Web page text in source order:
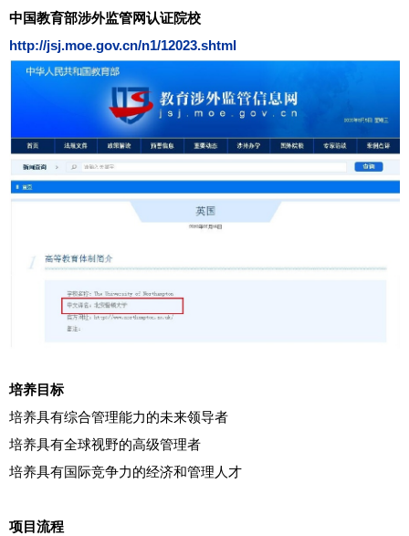
中国教育部涉外监管网认证院校
http://jsj.moe.gov.cn/n1/12023.shtml
培养目标
培养具有综合管理能力的未来领导者
培养具有全球视野的高级管理者
培养具有国际竞争力的经济和管理人才
项目流程